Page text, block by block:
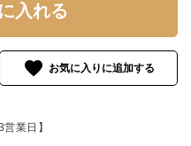
入れる
favorite
業日】